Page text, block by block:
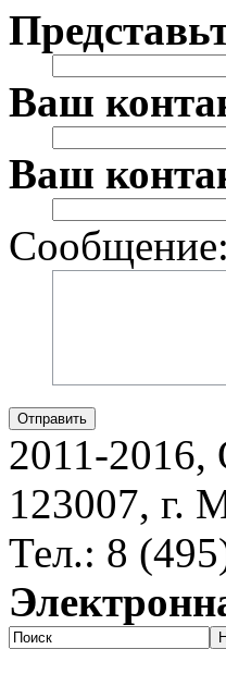
Ваш
Ваш
Сообщение:
Отправить
2011-
123007, г.
Тел.: 8